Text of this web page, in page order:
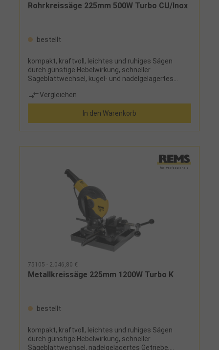
Rohrkreissäge 225mm 500W Turbo CU/Inox
bestellt
kompakt, kraftvoll, leichtes und ruhiges Sägen
durch günstige Hebelwirkung, schneller
Sägeblattwechsel, kugel- und nadelgelagertes
Sägeblattschutzhaube mit Markierung der
Sägeblattebene, Lieferung ohne SägeblattEinsatz:
zum gratarmen, rechtwinkligen und schnellen
Sägen von nichtrostenden Stahlrohr und Kupferrohr
der Pressfitting-Systeme, auch zum Trennen von
VorwandinstallationLieferumang: mit Universal-
Vergleichen
In den Warenkorb
75105 - 2.046,80 €
Metallkreissäge 225mm 1200W Turbo K
bestellt
kompakt, kraftvoll, leichtes und ruhiges Sägen
durch günstige Hebelwirkung, schneller
Sägeblattwechsel, nadelgelagertes Getriebe,